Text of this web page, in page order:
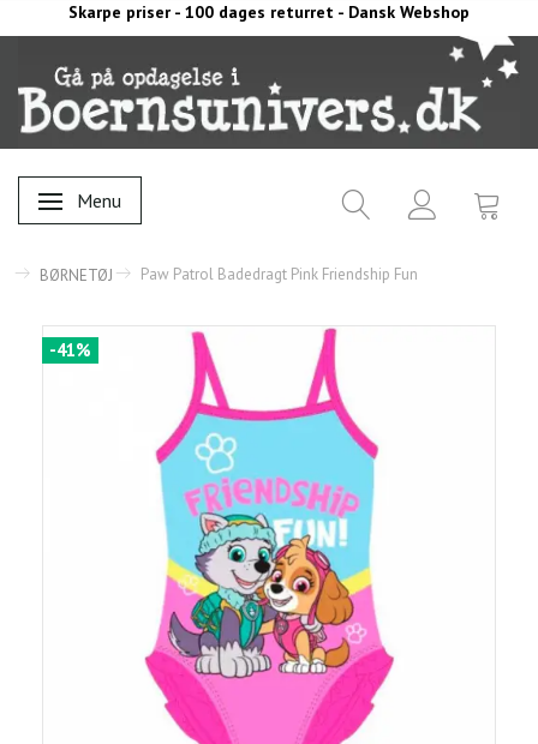
Skarpe priser - 100 dages returret - Dansk Webshop
Skifte navigation
Menu
BØRNETØJ Paw Patrol Badedragt Pink Friendship Fun
-41%